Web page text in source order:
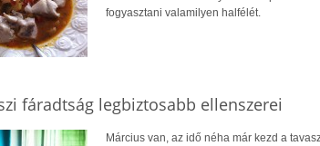
fogyasztani valamilyen halfélét.
fáradtság legbiztosabb ellenszerei
Március van, az idő néha már kezd a